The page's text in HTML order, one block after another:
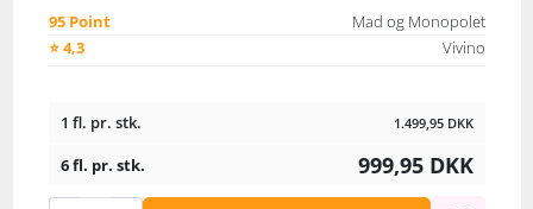
95 Point
Mad og Monopolet
⭐ 4,3
Vivino
1 fl. pr. stk. 1.499,95 DKK
6 fl. pr. stk. 999,95 DKK